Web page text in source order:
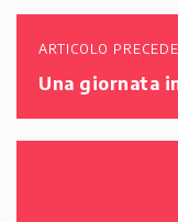
ARTICOLO
Una giornata